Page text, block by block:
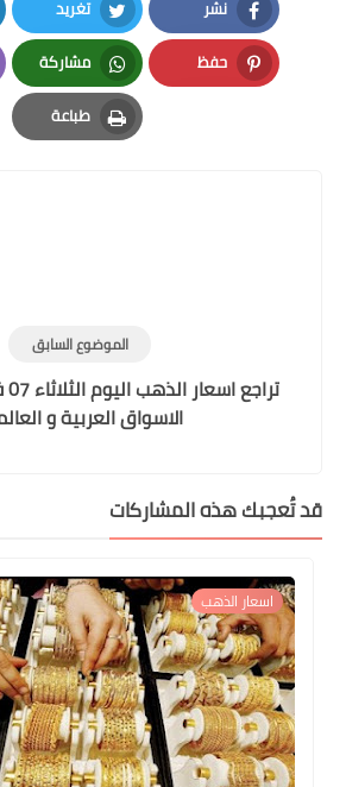
مشاركة
LinkedIn
إرسال
Email
تراجع اسعار الذهب اليوم الثلاثاء 07 فبراير 2017 في
منوعات